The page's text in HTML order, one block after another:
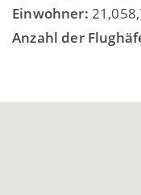
Einwohner:
Anzahl der